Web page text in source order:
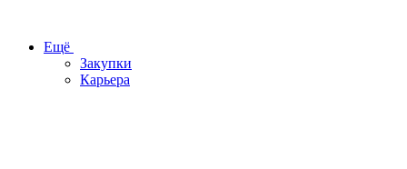
Ещё
Закупки
Карьера